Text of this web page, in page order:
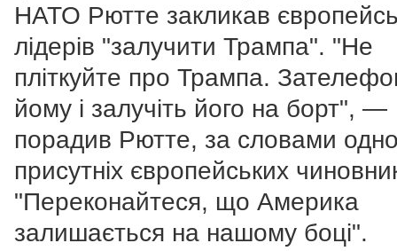
НАТО Рютте закликав
лідерів "залучити Трампа". "Не
пліткуйте про Трампа.
йому і залучіть його на борт", —
порадив Рютте, за словами
присутніх європейських
"Переконайтеся, що Америка
залишається на нашому боці".